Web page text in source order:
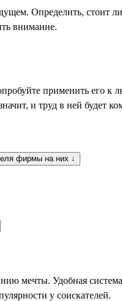
Определить, стоит
внимание.
применить его к
и труд в ней будет
фирмы на них ↓
мечты. Удобная
у соискателей.